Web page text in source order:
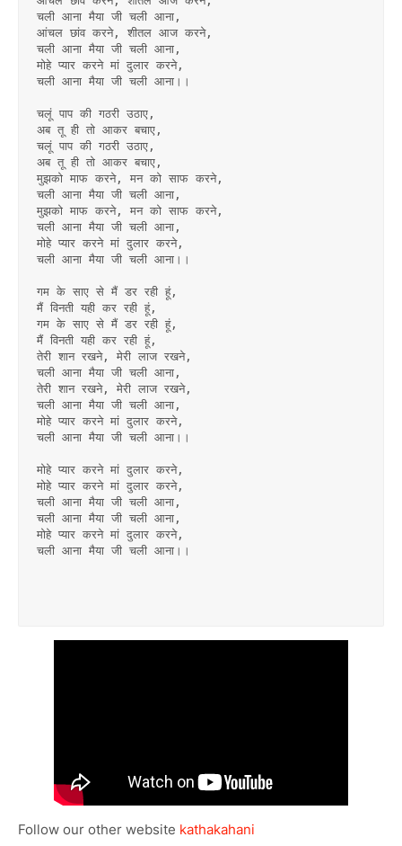
चली आना मैया जी चली आना,
आंचल छांव करने, शीतल आज करने,
चली आना मैया जी चली आना,
मोहे प्यार करने मां दुलार करने,
चली आना मैया जी चली आना।।
चलूं पाप की गठरी उठाए,
अब तू ही तो आकर बचाए,
चलूं पाप की गठरी उठाए,
अब तू ही तो आकर बचाए,
मुझको माफ करने, मन को साफ करने,
चली आना मैया जी चली आना,
मुझको माफ करने, मन को साफ करने,
चली आना मैया जी चली आना,
मोहे प्यार करने मां दुलार करने,
चली आना मैया जी चली आना।।
गम के साए से मैं डर रही हूं,
मैं विनती यही कर रही हूं,
गम के साए से मैं डर रही हूं,
मैं विनती यही कर रही हूं,
तेरी शान रखने, मेरी लाज रखने,
चली आना मैया जी चली आना,
तेरी शान रखने, मेरी लाज रखने,
चली आना मैया जी चली आना,
मोहे प्यार करने मां दुलार करने,
चली आना मैया जी चली आना।।
मोहे प्यार करने मां दुलार करने,
मोहे प्यार करने मां दुलार करने,
चली आना मैया जी चली आना,
चली आना मैया जी चली आना,
मोहे प्यार करने मां दुलार करने,
चली आना मैया जी चली आना।।
Follow our other website kathakahani